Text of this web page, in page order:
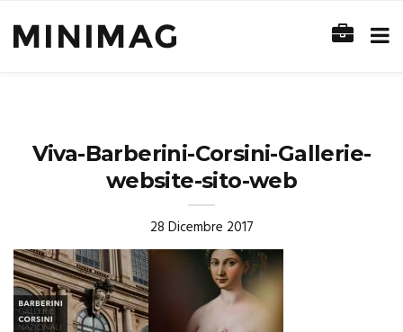
Viva-Barberini-Corsini-Gallerie-
website-sito-web
28 Dicembre 2017